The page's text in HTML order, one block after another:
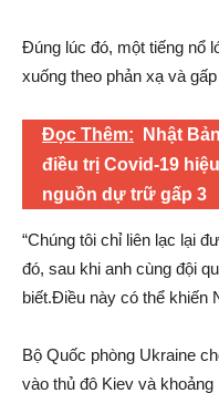
Đúng lúc đó, một tiếng nổ
xuống theo phản xạ và
Đọc Thêm:
Nhật
điều trị Covid-19
nguồn dự trữ gấp 3
“Chúng tôi chỉ liên lạc lại
đó, sau khi anh cùng đội
biết.Điều này có thể khiến
Bộ Quốc phòng Ukraine
vào thủ đô Kiev và